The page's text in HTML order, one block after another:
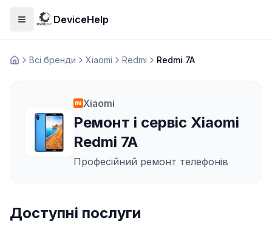
Відкрити меню
DeviceHelp
ДомашняВсі бренди Xiaomi Redmi Redmi 7A
Xiaomi
Ремонт і сервіс Xiaomi
Redmi 7A
Професійний ремонт телефонів
Доступні послуги